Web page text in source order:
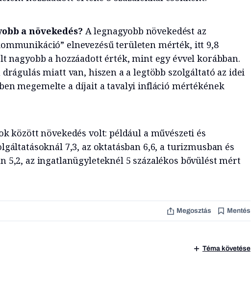
a növekedés? A legnagyobb növekedést az
elnevezésű területen mérték, itt 9,8
nagyobb a hozzáadott érték, mint egy évvel korábban.
drágulás miatt van, hiszen a a legtöbb szolgáltató az idei
megemelte a díjait a tavalyi infláció mértékének
között növekedés volt: például a művészeti és
7,3, az oktatásban 6,6, a turizmusban és
5,2, az ingatlanügyleteknél 5 százalékos bővülést mért
Megosztás Mentés
Téma követése